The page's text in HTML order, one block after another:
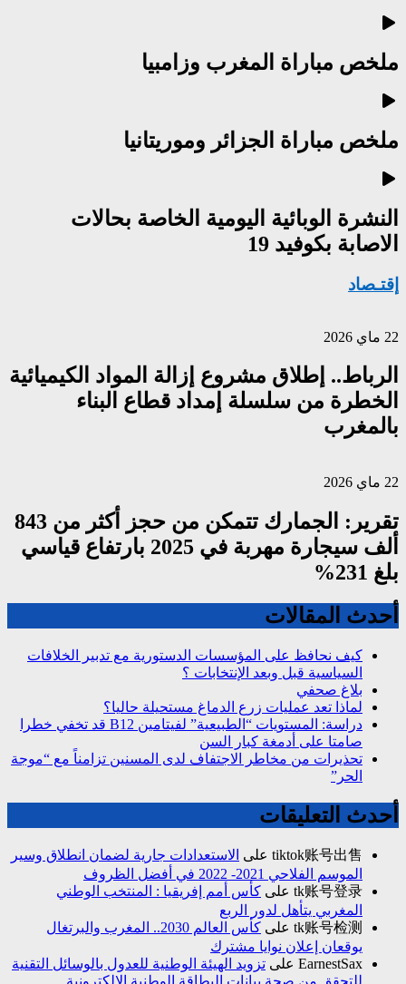
ملخص مباراة المغرب وزامبيا
ملخص مباراة الجزائر وموريتانيا
النشرة الوبائية اليومية الخاصة بحالات
الاصابة بكوفيد 19
إقتـصاد
22 ماي 2026
الرباط.. إطلاق مشروع إزالة المواد الكيميائية
الخطرة من سلسلة إمداد قطاع البناء
بالمغرب
22 ماي 2026
تقرير: الجمارك تتمكن من حجز أكثر من 843
ألف سيجارة مهربة في 2025 بارتفاع قياسي
بلغ 231%
أحدث المقالات
كيف نحافظ على المؤسسات الدستورية مع تدبير الخلافات
السياسية قبل وبعد الإنتخابات ؟
بلاغ صحفي
لماذا تعد عمليات زرع الدماغ مستحيلة حاليا؟
دراسة: المستويات “الطبيعية” لفيتامين B12 قد تخفي خطرا
صامتا على أدمغة كبار السن
تحذيرات من مخاطر الاجتفاف لدى المسنين تزامناً مع “موجة
الحر”
أحدث التعليقات
tiktok账号出售 على الاستعدادات جارية لضمان انطلاق وسير
الموسم الفلاحي 2021- 2022 في أفضل الظروف
tk账号登录 على كأس أمم إفريقيا : المنتخب الوطني
المغربي يتأهل لدور الربع
tk账号检测 على
كأس العالم 2030.. المغرب والبرتغال
يوقعان إعلان نوايا مشترك
EarnestSax على تزويد الهيئة الوطنية للعدول بالوسائل التقنية
للتحقق من صحة بيانات البطاقة الوطنية الالكترونية